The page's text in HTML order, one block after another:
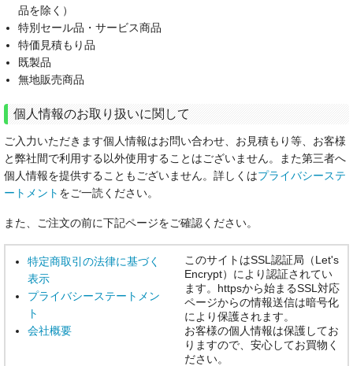
品を除く）
特別セール品・サービス商品
特価見積もり品
既製品
無地販売商品
個人情報のお取り扱いに関して
ご入力いただきます個人情報はお問い合わせ、お見積もり等、お客様
と弊社間で利用する以外使用することはございません。また第三者へ
個人情報を提供することもございません。詳しくはプライバシーステ
ートメント をご一読ください。
また、ご注文の前に下記ページをご確認ください。
特定商取引の法律に基づく
表示
プライバシーステートメン
ト
会社概要
このサイトはSSL認証局（Let's
Encrypt）により認証されてい
ます。httpsから始まるSSL対応
ページからの情報送信は暗号化
により保護されます。
お客様の個人情報は保護してお
りますので、安心してお買物く
ださい。